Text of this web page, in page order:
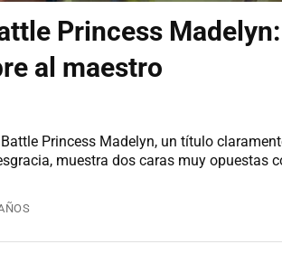
Princess
al maestro
Princess Madelyn, un título
muestra dos caras muy opuestas